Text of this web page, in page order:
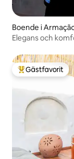
Boende i
Elegans och
Populär
Gästfavorit